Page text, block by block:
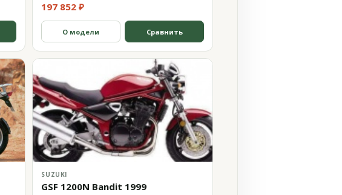
197 852 ₽
О модели Сравнить
SUZUKI
GSF 1200N Bandit 1999